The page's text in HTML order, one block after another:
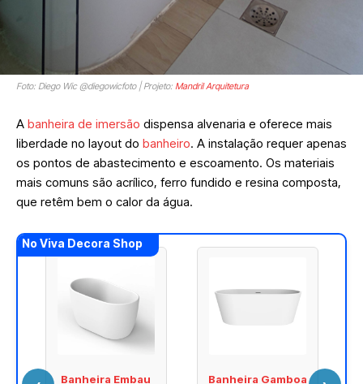
Foto: Diego Wic @diegowicfoto | Projeto: Mandril Arquitetura
A banheira de imersão dispensa alvenaria e oferece mais
liberdade no layout do banheiro. A instalação requer apenas
os pontos de abastecimento e escoamento. Os materiais
mais comuns são acrílico, ferro fundido e resina composta,
que retêm bem o calor da água.
No Viva Decora Shop
Banheira Embau Banheira Gamboa